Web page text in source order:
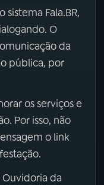
Fala.BR,
O
da
pública, por
os serviços e
Por isso, não
o link
Ouvidoria da